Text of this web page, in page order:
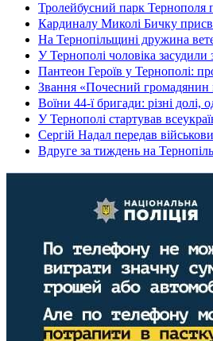
Тролейбусний парк
Кардиналу Миколі Бичку
На Тернопільщині дружина
У Тернополі чоловіка засудили
Пантеон Героїв у Тернополі:
Звання «Почесний громадянин
Воїни 44-ї бригади: різні долі,
У Тернополі стартував
Сергій Надал передав
Вдруге за тиждень на